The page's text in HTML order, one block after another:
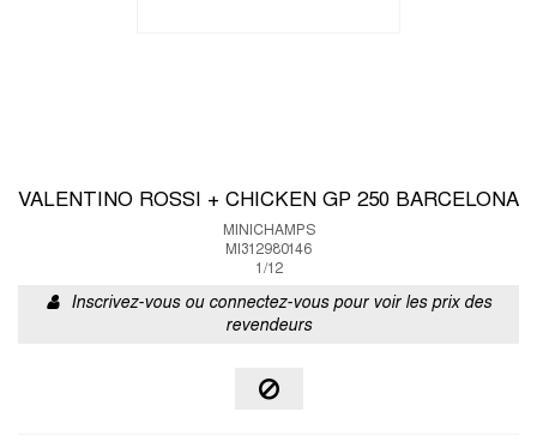
VALENTINO ROSSI + CHICKEN GP 250 BARCELONA
MINICHAMPS
MI312980146
1/12
Inscrivez-vous ou connectez-vous pour voir les prix des
revendeurs